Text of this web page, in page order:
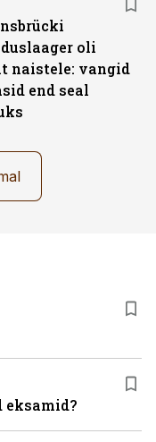
oli
naistele: vangid
end seal